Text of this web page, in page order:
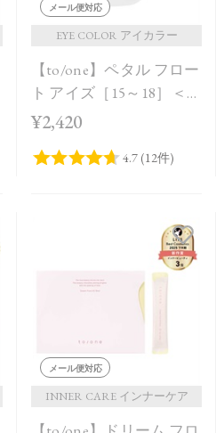
メール便対応
EYE COLOR アイカラー
【to/one】ペタル フロー
ト アイズ［15～18］＜
2026 SS Collection＞
¥2,420
メール便対応
INNER CARE インナーケア